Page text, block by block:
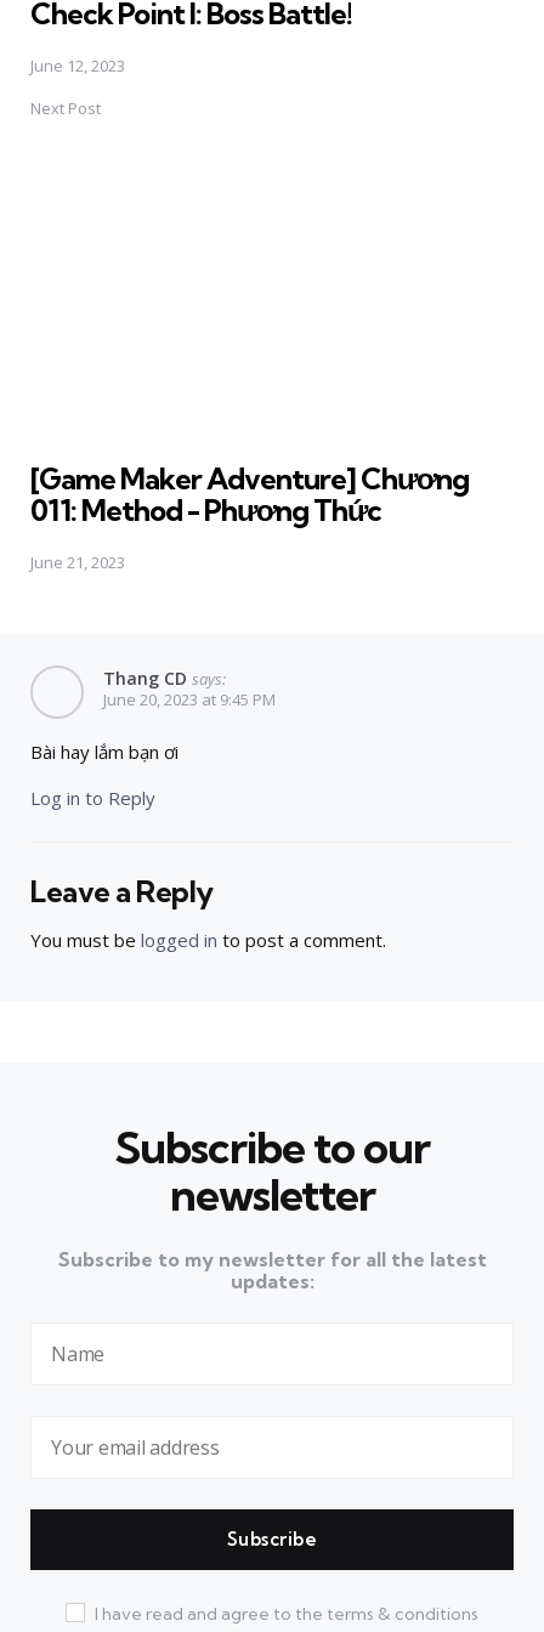
Check Point I: Boss Battle!
June 12, 2023
Next Post
[Game Maker Adventure] Chương
011: Method - Phương Thức
June 21, 2023
Thang CD says:
June 20, 2023 at 9:45 PM
Bài hay lắm bạn ơi
Log in to Reply
Leave a Reply
You must be logged in to post a comment.
Subscribe to our
newsletter
Subscribe to my newsletter for all the latest
updates:
I have read and agree to the terms & conditions